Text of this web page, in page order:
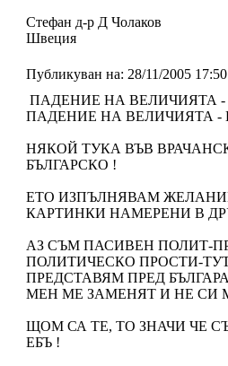
Стефан д-р Д Чолаков
Швеция
Публикуван на: 28/11/2005
ПАДЕНИЕ НА ВЕЛИЧИЯТА - с
ПАДЕНИЕ НА ВЕЛИЧИЯТА -
НЯКОЙ ТУКА ВЪВ
БЪЛГАРСКО !
ЕТО ИЗПЪЛНЯВАМ
КАРТИНКИ НАМЕРЕНИ В
АЗ СЪМ ПАСИВЕН ПОЛИТ-
ПОЛИТИЧЕСКО ПРОСТИ-
ПРЕДСТАВЯМ ПРЕД
МЕН МЕ ЗАМЕНЯТ И НЕ СИ
ЩОМ СА ТЕ, ТО ЗНАЧИ ЧЕ
ЕБЪ !